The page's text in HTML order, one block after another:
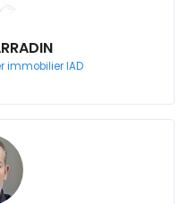
immobilier IAD